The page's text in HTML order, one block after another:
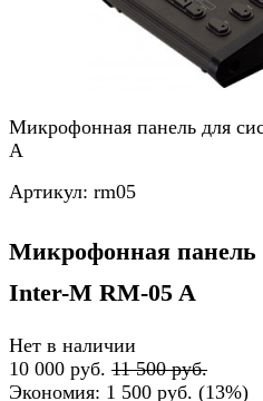
Микрофонная панель для
A
Артикул: rm05
Микрофонная панель
Inter-M RM-05 A
Нет в наличии
10 000 руб. 11 500 руб.
Экономия: 1 500 руб. (13%)